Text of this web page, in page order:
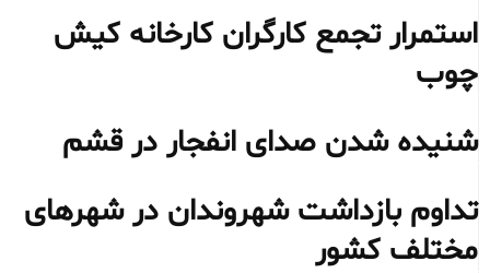
استمرار تجمع کارگران کارخانه کیش
چوب
شنیده شدن صدای انفجار در قشم
تداوم بازداشت شهروندان در شهرهای
مختلف کشور